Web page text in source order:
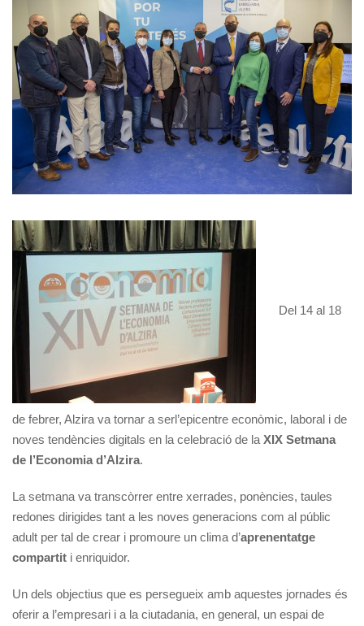
Del 14 al 18
de febrer, Alzira va tornar a serl’epicentre econòmic, laboral i de
noves tendències digitals en la celebració de la XIX Setmana
de l’Economia d’Alzira.
La setmana va transcòrrer entre xerrades, ponències, taules
redones dirigides tant a les noves generacions com al públic
adult per tal de crear i promoure un clima d’aprenentatge
compartit i enriquidor.
Un dels objectius que es persegueix amb aquestes jornades és
oferir a l’empresari i a la ciutadania, en general, un espai de